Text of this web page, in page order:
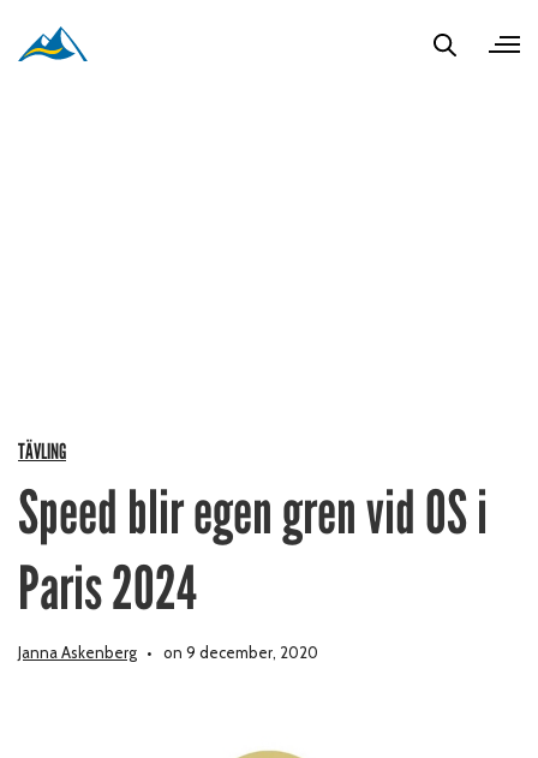
TÄVLING
Speed blir egen gren vid OS i
Paris 2024
Janna Askenberg on 9 december, 2020